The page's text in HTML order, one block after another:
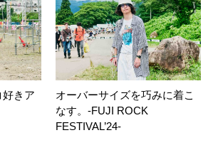
きア
オーバーサイズを巧みに着こ
なす。-FUJI ROCK
FESTIVAL’24-